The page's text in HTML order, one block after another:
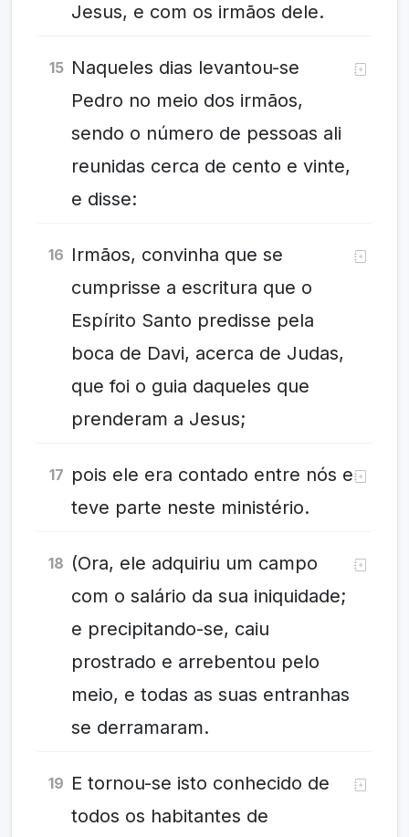
Jesus, e com os irmãos dele.
15 Naqueles dias levantou-se
Pedro no meio dos irmãos,
sendo o número de pessoas ali
reunidas cerca de cento e vinte,
e disse:
16 Irmãos, convinha que se
cumprisse a escritura que o
Espírito Santo predisse pela
boca de Davi, acerca de Judas,
que foi o guia daqueles que
prenderam a Jesus;
17 pois ele era contado entre nós e
teve parte neste ministério.
18 (Ora, ele adquiriu um campo
com o salário da sua iniquidade;
e precipitando-se, caiu
prostrado e arrebentou pelo
meio, e todas as suas entranhas
se derramaram.
19 E tornou-se isto conhecido de
todos os habitantes de